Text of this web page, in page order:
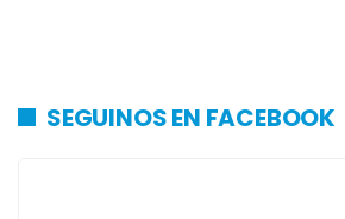
SEGUINOS EN FACEBOOK